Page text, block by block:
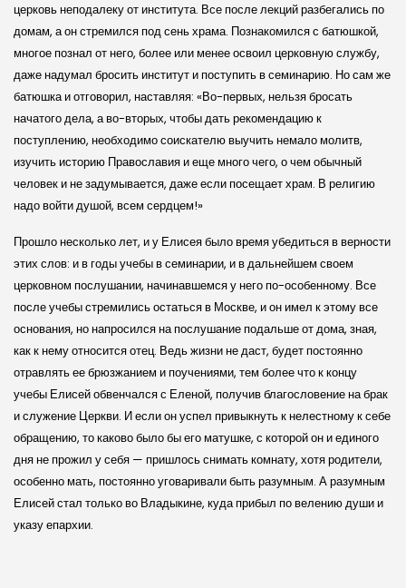
церковь неподалеку от института. Все после лекций разбегались по
домам, а он стремился под сень храма. Познакомился с батюшкой,
многое познал от него, более или менее освоил церковную службу,
даже надумал бросить институт и поступить в семинарию. Но сам же
батюшка и отговорил, наставляя: «Во-первых, нельзя бросать
начатого дела, а во-вторых, чтобы дать рекомендацию к
поступлению, необходимо соискателю выучить немало молитв,
изучить историю Православия и еще много чего, о чем обычный
человек и не задумывается, даже если посещает храм. В религию
надо войти душой, всем сердцем!»
Прошло несколько лет, и у Елисея было время убедиться в верности
этих слов: и в годы учебы в семинарии, и в дальнейшем своем
церковном послушании, начинавшемся у него по-особенному. Все
после учебы стремились остаться в Москве, и он имел к этому все
основания, но напросился на послушание подальше от дома, зная,
как к нему относится отец. Ведь жизни не даст, будет постоянно
отравлять ее брюзжанием и поучениями, тем более что к концу
учебы Елисей обвенчался с Еленой, получив благословение на брак
и служение Церкви. И если он успел привыкнуть к нелестному к себе
обращению, то каково было бы его матушке, с которой он и единого
дня не прожил у себя — пришлось снимать комнату, хотя родители,
особенно мать, постоянно уговаривали быть разумным. А разумным
Елисей стал только во Владыкине, куда прибыл по велению души и
указу епархии.